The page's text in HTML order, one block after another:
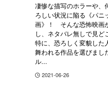
凄惨な描写のホラーや、
ろしい状況に陥る《パニ
画》！ そんな恐怖映画
し、ネタバレ無しで見ど
特に、恐ろしく変貌した
舞われる作品を選びまし
ル...
2021-06-26